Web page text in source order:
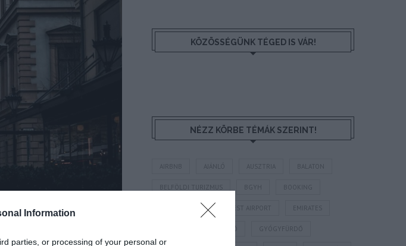
Information
parties, or processing of your personal or
KÖZÖSSÉGÜNK TÉGED IS VÁR!
NÉZZ KÖRBE TÉMÁK SZERINT!
AIRBNB AJÁNLÓ AUSZTRIA BALATON
BELFÖLDI TURIZMUS BGYH BOOKING
BUDAPEST AIRPORT EMIRATES
GYÓGYFÜRDŐ